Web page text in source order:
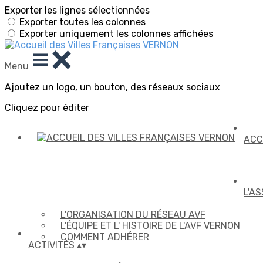
Exporter les lignes sélectionnées
Exporter toutes les colonnes
Exporter uniquement les colonnes affichées
Menu
Ajoutez un logo, un bouton, des réseaux sociaux
Cliquez pour éditer
L'ORGANISATION DU RÉSEAU AVF
L'ÉQUIPE ET L' HISTOIRE DE L'AVF VERNON
COMMENT ADHÉRER
ACTIVITÉS▴▾